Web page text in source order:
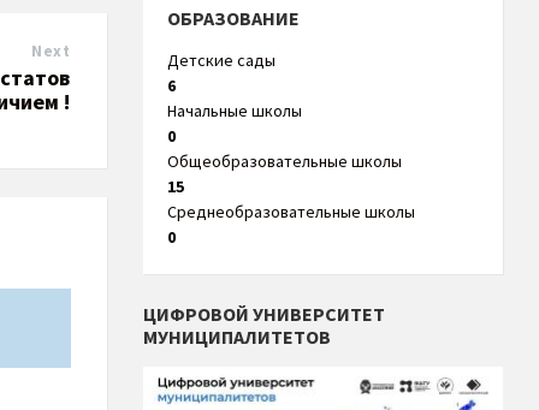
Next
!
ОБРАЗОВАНИЕ
Детские сады
6
Начальные школы
0
Общеобразовательные школы
15
Среднеобразовательные школы
0
ЦИФРОВОЙ УНИВЕРСИТЕТ
МУНИЦИПАЛИТЕТОВ